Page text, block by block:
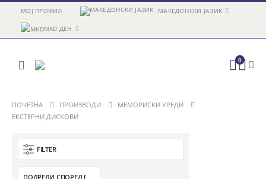
МОЈ ПРОФИЛ МАКЕДОНСКИ ЈАЗИК
MKD ДЕН
0
ПОЧЕТНА ПРОИЗВОДИ
МЕМОРИСКИ УРЕДИ
ЕКСТЕРНИ ДИСКОВИ
FILTER